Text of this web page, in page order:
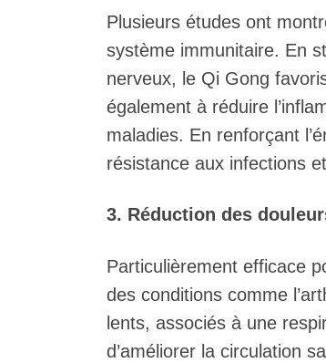
Plusieurs études ont
système immunitaire. En
nerveux, le Qi Gong
également à réduire
maladies. En renforçant
résistance aux infections
3. Réduction des
Particulièrement efficace
des conditions comme
lents, associés à une
d’améliorer la circulation